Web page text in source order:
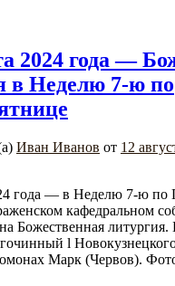
2024 года —
в Неделю 7-ю по
Иван Иванов от 12
года — в Неделю 7-ю по
кафедральном
Божественная литургия.
l
Марк (Червов).